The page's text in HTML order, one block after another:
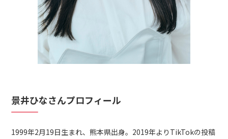
景井ひなさんプロフィール
1999年2月19日生まれ、熊本県出身。2019年よりTikTokの投稿